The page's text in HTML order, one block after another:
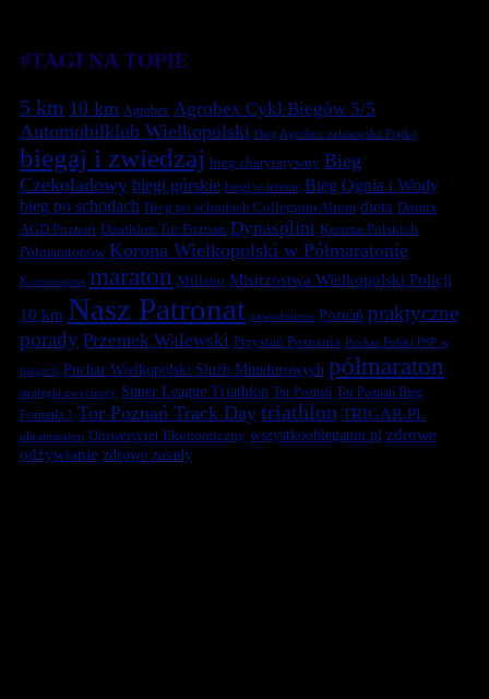
#TAGI NA TOPIE
5 km 10 km Agrobex Agrobex Cykl Biegów 5/5
Automobilklub Wielkopolski Bieg Agrobex zalasewska Piątka
biegaj i zwiedzaj bieg charytatywny Bieg
Czekoladowy biegi górskie biegi w terenie Bieg Ognia i Wody
bieg po schodach Bieg po schodach Collegium Altum dieta Domix
AGD Poznań Duathlon Tor Poznań Dynasplint Korona Polskich
Półmaratonów Korona Wielkopolski w Półmaratonie
Koronawirus maraton Millano Mistrzostwa Wielkopolski Policji
10 km Nasz Patronat nawodnienie Poznań praktyczne
porady Przemek Walewski Przystań Posnania Puchar Polski PSP w
biegach Puchar Wielkopolski Służb Mundurowych półmaraton
strategia zwycięzcy Super League Triathlon Tor Poznań Tor Poznań Bieg
Formuła 1 Tor Poznań Track Day triathlon TRIGAR.PL
ultramaraton Uniwersytet Ekonomiczny wszystkoobieganiu.pl zdrowe
odżywianie zdrowe zasady